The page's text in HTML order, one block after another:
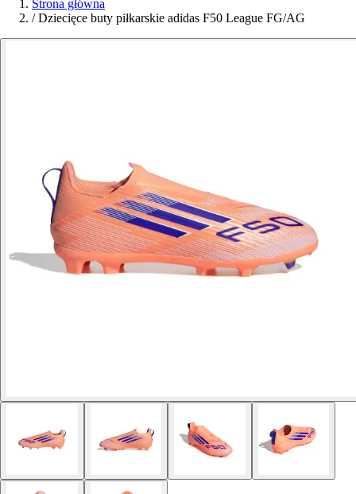
Strona główna
/ Dziecięce buty piłkarskie adidas F50 League FG/AG